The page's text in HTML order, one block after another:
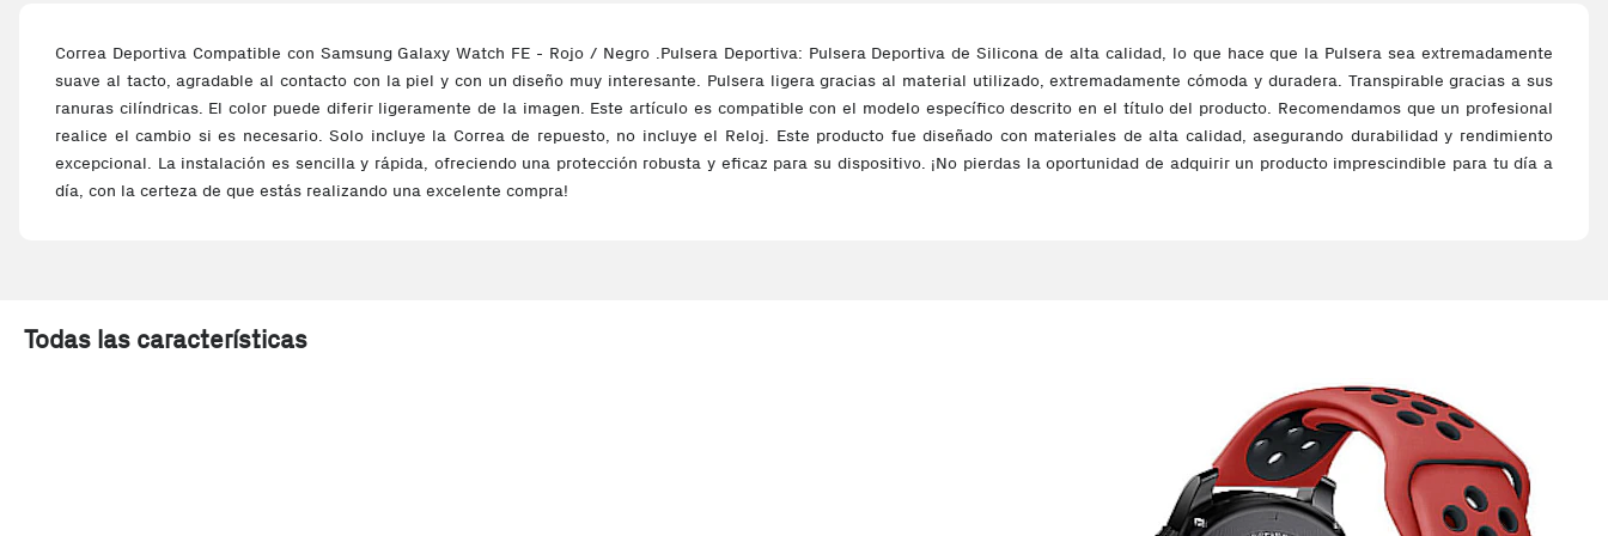
Correa Deportiva Compatible con Samsung Galaxy Watch FE - Rojo / Negro .Pulsera Deportiva: Pulsera Deportiva de Silicona de alta calidad, lo que hace que la Pulsera sea extremadamente
suave al tacto, agradable al contacto con la piel y con un diseño muy interesante. Pulsera ligera gracias al material utilizado, extremadamente cómoda y duradera. Transpirable gracias a sus
ranuras cilíndricas. El color puede diferir ligeramente de la imagen. Este artículo es compatible con el modelo específico descrito en el título del producto. Recomendamos que un profesional
realice el cambio si es necesario. Solo incluye la Correa de repuesto, no incluye el Reloj. Este producto fue diseñado con materiales de alta calidad, asegurando durabilidad y rendimiento
excepcional. La instalación es sencilla y rápida, ofreciendo una protección robusta y eficaz para su dispositivo. ¡No pierdas la oportunidad de adquirir un producto imprescindible para tu día a
día, con la certeza de que estás realizando una excelente compra!
Todas las características